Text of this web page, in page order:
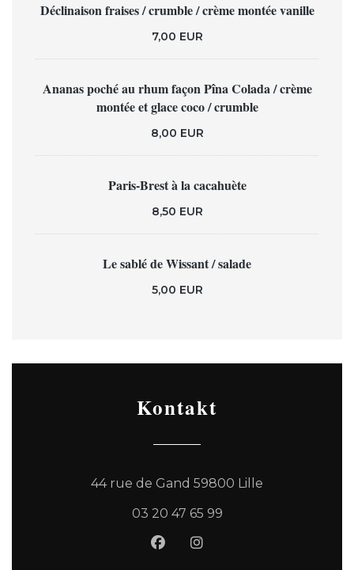
Déclinaison fraises / crumble / crème montée vanille
7,00 EUR
Ananas poché au rhum façon Pîna Colada / crème
montée et glace coco / crumble
8,00 EUR
Paris-Brest à la cacahuète
8,50 EUR
Le sablé de Wissant / salade
5,00 EUR
Kontakt
44 rue de Gand 59800 Lille
03 20 47 65 99
Facebook ((öffnet ein
Instagram ((öffnet ein